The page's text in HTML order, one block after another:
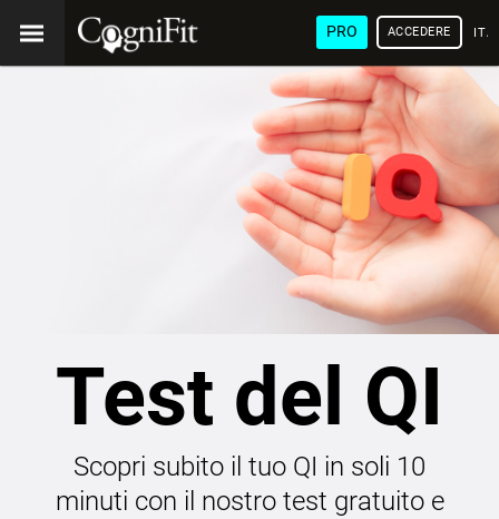
PRO ACCEDERE
Test del QI
Scopri subito il tuo QI in soli 10
minuti con il nostro test gratuito e